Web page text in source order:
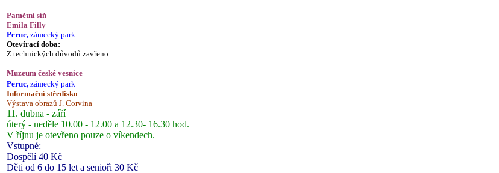
Pamětní síň
Emila Filly
Peruc, zámecký park
Otevírací doba:
Z technických důvodů zavřeno.
Muzeum české vesnice
Peruc, zámecký park
Informační středisko
Výstava obrazů J. Corvina
11. dubna - září
úterý - neděle 10.00 - 12.00 a 12.30- 16.30 hod.
V říjnu je otevřeno pouze o víkendech.
Vstupné:
Dospělí 40 Kč
Děti od 6 do 15 let a senioři 30 Kč